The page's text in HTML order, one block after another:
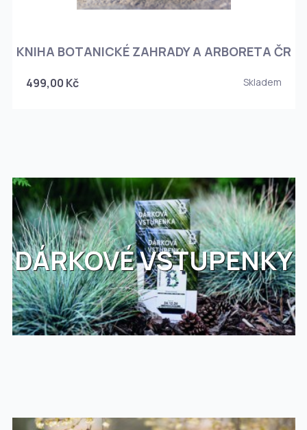
KNIHA BOTANICKÉ ZAHRADY A ARBORETA ČR
499,00 Kč Skladem
DÁRKOVÉ VSTUPENKY